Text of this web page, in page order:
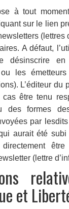
à tout
sur le lien
(lettres
A défaut,
désinscrire en
les émetteurs
L’éditeur du
être tenu
des formes
par
aurait été subi
(lettre
et